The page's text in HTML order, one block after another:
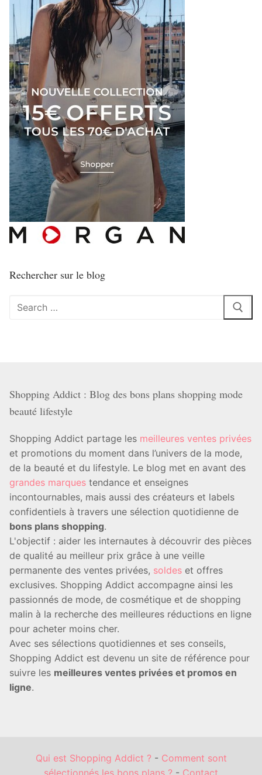
Rechercher sur le blog
Rechercher
Shopping Addict : Blog des bons plans shopping mode
beauté lifestyle
Shopping Addict partage les meilleures ventes privées
et promotions du moment dans l’univers de la mode,
de la beauté et du lifestyle. Le blog met en avant des
grandes marques tendance et enseignes
incontournables, mais aussi des créateurs et labels
confidentiels à travers une sélection quotidienne de
bons plans shopping.
L'objectif : aider les internautes à découvrir des pièces
de qualité au meilleur prix grâce à une veille
permanente des ventes privées, soldes et offres
exclusives. Shopping Addict accompagne ainsi les
passionnés de mode, de cosmétique et de shopping
malin à la recherche des meilleures réductions en ligne
pour acheter moins cher.
Avec ses sélections quotidiennes et ses conseils,
Shopping Addict est devenu un site de référence pour
suivre les meilleures ventes privées et promos en
ligne.
Qui est Shopping Addict ?- Comment sont